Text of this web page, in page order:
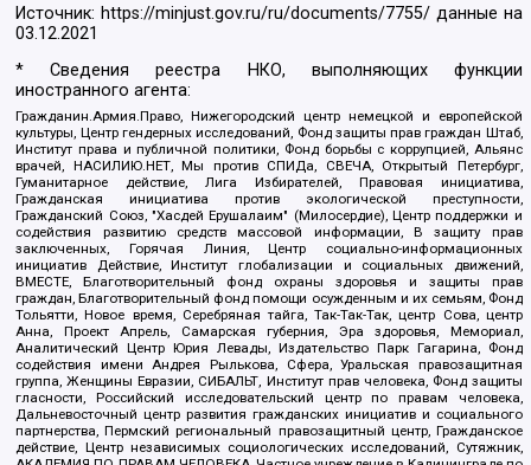
Источник: https://minjust.gov.ru/ru/documents/7755/ данные на
03.12.2021
* Сведения реестра НКО, выполняющих функции
иностранного агента:
Гражданин.Армия.Право, Нижегородский центр немецкой и европейской
культуры, Центр гендерных исследований, Фонд защиты прав граждан Штаб,
Институт права и публичной политики, Фонд борьбы с коррупцией, Альянс
врачей, НАСИЛИЮ.НЕТ, Мы против СПИДа, СВЕЧА, Открытый Петербург,
Гуманитарное действие, Лига Избирателей, Правовая инициатива,
Гражданская инициатива против экологической преступности,
Гражданский Союз, "Хасдей Ерушалаим" (Милосердие), Центр поддержки и
содействия развитию средств массовой информации, В защиту прав
заключенных, Горячая Линия, Центр социально-информационных
инициатив Действие, Институт глобализации и социальных движений,
ВМЕСТЕ, Благотворительный фонд охраны здоровья и защиты прав
граждан, Благотворительный фонд помощи осужденным и их семьям, Фонд
Тольятти, Новое время, Серебряная тайга, Так-Так-Так, центр Сова, центр
Анна, Проект Апрель, Самарская губерния, Эра здоровья, Мемориал,
Аналитический Центр Юрия Левады, Издательство Парк Гагарина, Фонд
содействия имени Андрея Рылькова, Сфера, Уральская правозащитная
группа, Женщины Евразии, СИБАЛЬТ, Институт прав человека, Фонд защиты
гласности, Российский исследовательский центр по правам человека,
Дальневосточный центр развития гражданских инициатив и социального
партнерства, Пермский региональный правозащитный центр, Гражданское
действие, Центр независимых социологических исследований, Сутяжник,